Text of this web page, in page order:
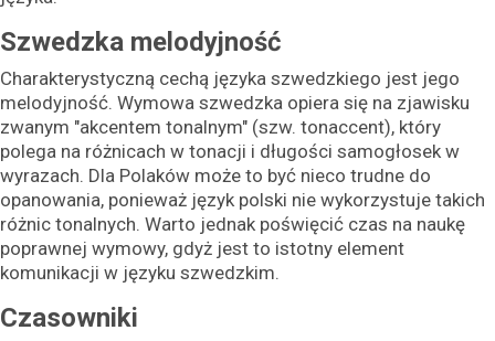
Szwedzka melodyjność
Charakterystyczną cechą języka szwedzkiego jest jego
melodyjność. Wymowa szwedzka opiera się na zjawisku
zwanym "akcentem tonalnym" (szw. tonaccent), który
polega na różnicach w tonacji i długości samogłosek w
wyrazach. Dla Polaków może to być nieco trudne do
opanowania, ponieważ język polski nie wykorzystuje takich
różnic tonalnych. Warto jednak poświęcić czas na naukę
poprawnej wymowy, gdyż jest to istotny element
komunikacji w języku szwedzkim.
Czasowniki